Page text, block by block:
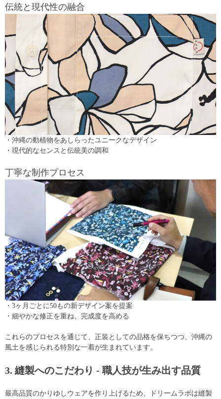
伝統と現代性の融合
・沖縄の動植物をあしらったユニークなデザイン
・現代的なセンスと伝統美の調和
丁寧な制作プロセス
・3ヶ月ごとに50もの新デザイン案を提案
・細やかな修正を重ね、完成度を高める
これらのプロセスを通じて、正装としての品格を保ちつつ、沖縄の
風土を感じられる特別な一着が生まれています。
3. 縫製へのこだわり - 職人技が生み出す品質
最高品質のかりゆしウェアを作り上げるため、ドリームラボは縫製